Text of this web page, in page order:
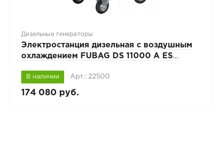
Дизельные генераторы
Электростанция дизельная с воздушным
охлаждением FUBAG DS 11000 A ES
В наличии Арт.: 22500
174 080 руб.